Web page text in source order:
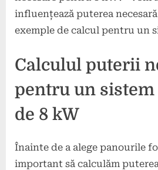
influențează puterea
exemple de calcul pentru un
Calculul puterii
pentru un
de 8 kW
Înainte de a alege panourile
important să calculăm